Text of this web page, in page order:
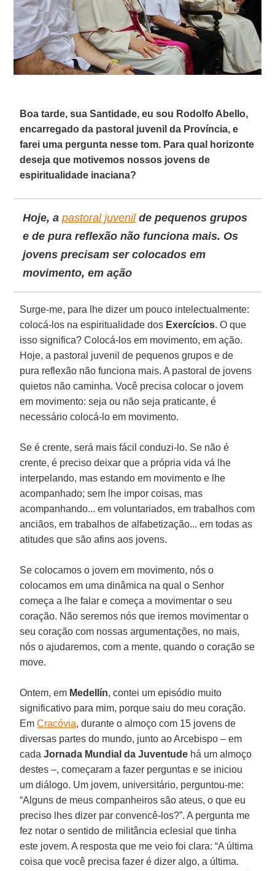
Boa tarde, sua Santidade, eu sou Rodolfo Abello,
encarregado da pastoral juvenil da Província, e
farei uma pergunta nesse tom. Para qual horizonte
deseja que motivemos nossos jovens de
espiritualidade inaciana?
Hoje, apastoral juvenilde pequenos grupos
e de pura reflexão não funciona mais. Os
jovens precisam ser colocados em
movimento, em ação
Surge-me, para lhe dizer um pouco intelectualmente:
colocá-los na espiritualidade dos Exercícios. O que
isso significa? Colocá-los em movimento, em ação.
Hoje, a pastoral juvenil de pequenos grupos e de
pura reflexão não funciona mais. A pastoral de jovens
quietos não caminha. Você precisa colocar o jovem
em movimento: seja ou não seja praticante, é
necessário colocá-lo em movimento.
Se é crente, será mais fácil conduzi-lo. Se não é
crente, é preciso deixar que a própria vida vá lhe
interpelando, mas estando em movimento e lhe
acompanhado; sem lhe impor coisas, mas
acompanhando... em voluntariados, em trabalhos com
anciãos, em trabalhos de alfabetização... em todas as
atitudes que são afins aos jovens.
Se colocamos o jovem em movimento, nós o
colocamos em uma dinâmica na qual o Senhor
começa a lhe falar e começa a movimentar o seu
coração. Não seremos nós que iremos movimentar o
seu coração com nossas argumentações, no mais,
nós o ajudaremos, com a mente, quando o coração se
move.
Ontem, em Medellín, contei um episódio muito
significativo para mim, porque saiu do meu coração.
EmCracóvia, durante o almoço com 15 jovens de
diversas partes do mundo, junto ao Arcebispo – em
cadaJornada Mundial da Juventude há um almoço
destes –, começaram a fazer perguntas e se iniciou
um diálogo. Um jovem, universitário, perguntou-me:
“Alguns de meus companheiros são ateus, o que eu
preciso lhes dizer par convencê-los?”. A pergunta me
fez notar o sentido de militância eclesial que tinha
este jovem. A resposta que me veio foi clara: “A última
coisa que você precisa fazer é dizer algo, a última.